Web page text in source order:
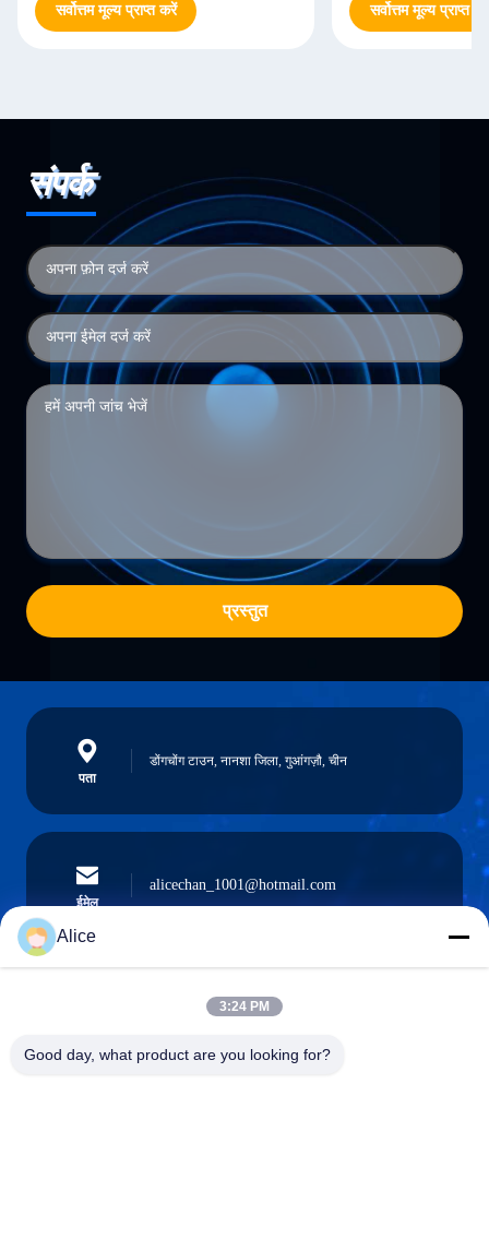
सर्वोत्तम मूल्य प्राप्त करें सर्वोत्तम मूल्य प्राप्त
संपर्क
प्रस्तुत
पता
डोंगचोंग टाउन, नानशा जिला, गुआंगज़ौ, चीन
ईमेल
alicechan_1001@hotmail.com
0086-15914233525
Alice
3:24 PM
Good day, what product are you looking for?